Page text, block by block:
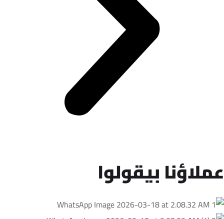
عملاؤنا بيقولوا